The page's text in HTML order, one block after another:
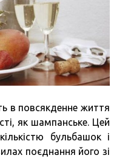
в повсякденне життя
як шампанське. Цей
бульбашок і
поєднання його зі